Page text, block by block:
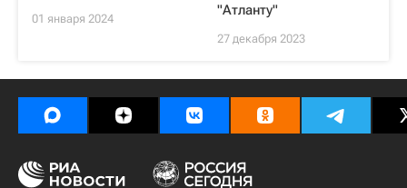
01 января 2024
"Атланту"
27 декабря 2023